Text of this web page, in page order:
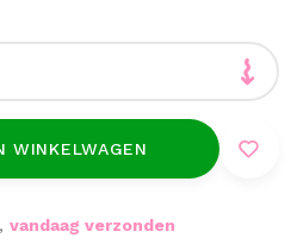
WINKELWAGEN
vandaag verzonden